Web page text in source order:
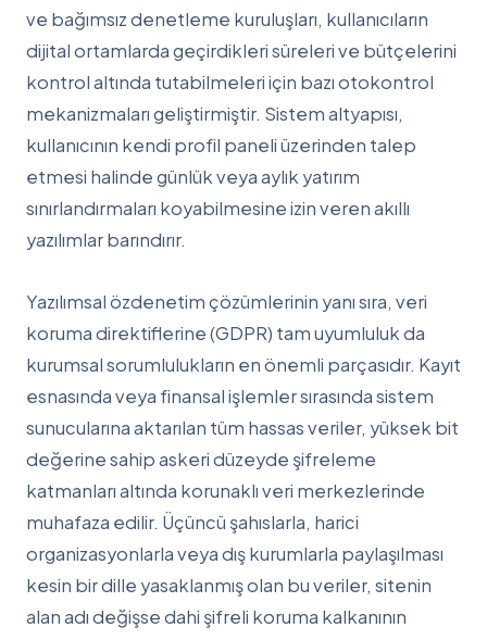
ve bağımsız denetleme kuruluşları, kullanıcıların
dijital ortamlarda geçirdikleri süreleri ve bütçelerini
kontrol altında tutabilmeleri için bazı otokontrol
mekanizmaları geliştirmiştir. Sistem altyapısı,
kullanıcının kendi profil paneli üzerinden talep
etmesi halinde günlük veya aylık yatırım
sınırlandırmaları koyabilmesine izin veren akıllı
yazılımlar barındırır.
Yazılımsal özdenetim çözümlerinin yanı sıra, veri
koruma direktiflerine (GDPR) tam uyumluluk da
kurumsal sorumlulukların en önemli parçasıdır. Kayıt
esnasında veya finansal işlemler sırasında sistem
sunucularına aktarılan tüm hassas veriler, yüksek bit
değerine sahip askeri düzeyde şifreleme
katmanları altında korunaklı veri merkezlerinde
muhafaza edilir. Üçüncü şahıslarla, harici
organizasyonlarla veya dış kurumlarla paylaşılması
kesin bir dille yasaklanmış olan bu veriler, sitenin
alan adı değişse dahi şifreli koruma kalkanının